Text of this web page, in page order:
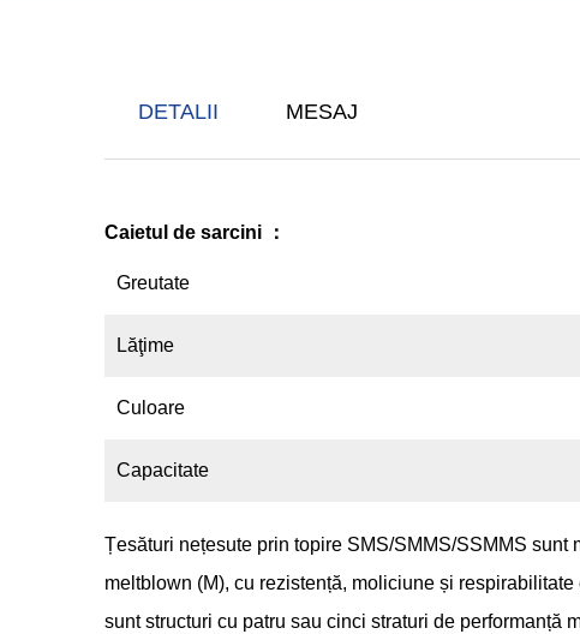
DETALII MESAJ
Caietul de sarcini ：
Greutate
Lăţime
Culoare
Capacitate
Țesături nețesute prin topire SMS/SMMS/SSMMS sunt
meltblown (M), cu rezistență, moliciune și
sunt structuri cu patru sau cinci straturi de performanță